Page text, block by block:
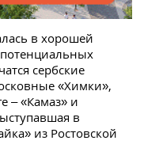
в хорошей
сербские
«Химки»,
– «Камаз» и
в
из Ростовской